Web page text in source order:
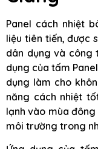
Panel cách nhiệt
liệu tiên tiến, được
dân dụng và công
dụng của tấm
dụng làm cho
năng cách nhiệt
lạnh vào mùa
môi trường trong